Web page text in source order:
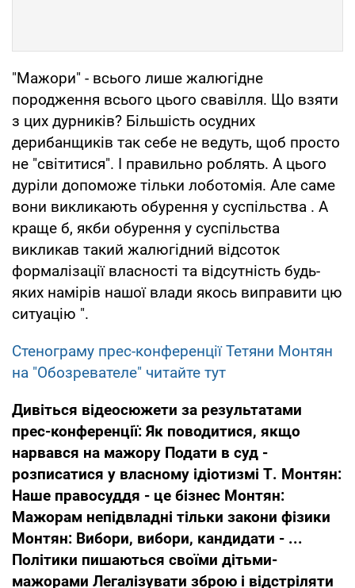
"Мажори" - всього лише жалюгідне
породження всього цього свавілля. Що взяти
з цих дурників? Більшість осудних
дерибанщиків так себе не ведуть, щоб просто
не "світитися". І правильно роблять. А цього
дуріли допоможе тільки лоботомія. Але саме
вони викликають обурення у суспільства . А
краще б, якби обурення у суспільства
викликав такий жалюгідний відсоток
формалізації власності та відсутність будь-
яких намірів нашої влади якось виправити цю
ситуацію ".
Стенограму прес-конференції Тетяни Монтян
на "Обозревателе" читайте тут
Дивіться відеосюжети за результатами
прес-конференції: Як поводитися, якщо
нарвався на мажору Подати в суд -
розписатися у власному ідіотизмі Т. Монтян:
Наше правосуддя - це бізнес Монтян:
Мажорам непідвладні тільки закони фізики
Монтян: Вибори, вибори, кандидати - ...
Політики пишаються своїми дітьми-
мажорами Легалізувати зброю і відстріляти